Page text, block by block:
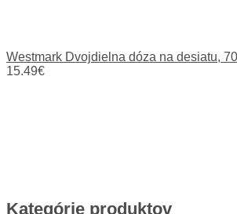
Westmark Dvojdielna dóza na desiatu,
15.49€
Kategórie produktov